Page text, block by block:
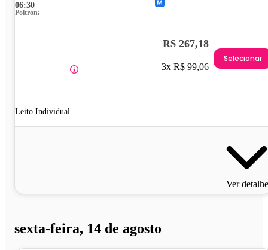
06:30
Poltrona
Leito Individual
R$ 267,18
3x R$ 99,06
Selecionar
Ver
sexta-feira, 14 de agosto